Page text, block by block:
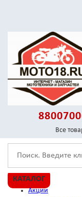
Все
КАТАЛОГ
Акции